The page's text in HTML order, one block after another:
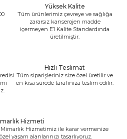
Yüksek Kalite
Tüm ürünlerimiz çevreye ve sağlığa
zararsız kanserojen madde
içermeyen E1 Kalite Standardında
üretilmiştir.
Hızlı Teslimat
Tüm siparişleriniz size özel üretilir ve
en kısa sürede tarafınıza teslim edilir.
Hizmeti
Hizmetimiz ile karar vermenize
yaşam alanlarınızı tasarlıyoruz.